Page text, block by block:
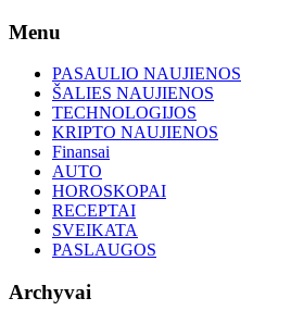
Skip
content
Menu
PASAULIO NAUJIENOS
ŠALIES NAUJIENOS
TECHNOLOGIJOS
KRIPTO NAUJIENOS
Finansai
AUTO
HOROSKOPAI
RECEPTAI
SVEIKATA
PASLAUGOS
Archyvai